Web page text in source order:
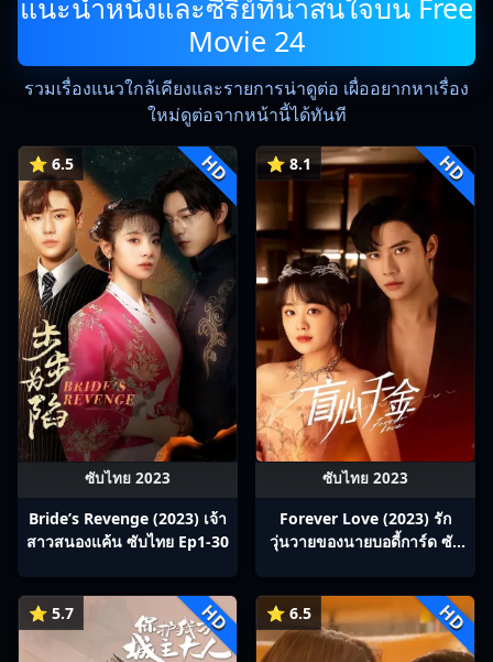
แนะนำหนังและซีรีย์ที่น่าสนใจบน Free
Movie 24
รวมเรื่องแนวใกล้เคียงและรายการน่าดูต่อ เผื่ออยากหาเรื่อง
ใหม่ดูต่อจากหน้านี้ได้ทันที
⭐ 6.5 HD
ซับไทย 2023
Bride’s Revenge (2023) เจ้า
สาวสนองแค้น ซับไทย Ep1-30
⭐ 8.1 HD
ซับไทย 2023
Forever Love (2023) รัก
วุ่นวายของนายบอดี้การ์ด ซับ
⭐ 5.7 HD ⭐ 6.5 HD